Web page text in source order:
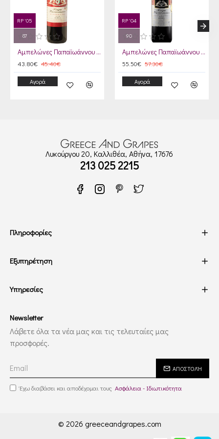
RP '05
87
Αμπελώνες Παπαϊωάννου Μικροκλίμα 2015
43.80€ 45.40€
Αγορά
RP '04
90
Αμπελώνες Παπαϊωάννου Terroir Νεμέα 2014
55.50€ 57.30€
Αγορά
Λυκούργου 20, Καλλιθέα, Αθήνα, 17676
213 025 2215
Πληροφορίες
Εξυπηρέτηση
Υπηρεσίες
Newsletter
Λάβετε όλα τα νέα μας και τις τελευταίες μας
προσφορές.
ΑΠΟΣΤΟΛΉ
Έχω διαβάσει και αποδέχομαι τους Ασφάλεια - Ιδιωτικότητα
© 2026 greeceandgrapes.com